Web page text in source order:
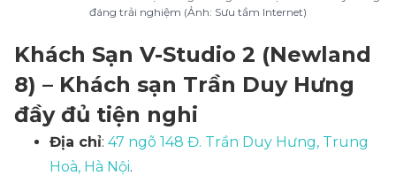
đáng trải nghiệm (Ảnh: Sưu tầm Internet)
Khách Sạn V-Studio 2 (Newland
8) – Khách sạn Trần Duy Hưng
đầy đủ tiện nghi
Địa chỉ: 47 ngõ 148 Đ. Trần Duy Hưng, Trung
Hoà, Hà Nội.